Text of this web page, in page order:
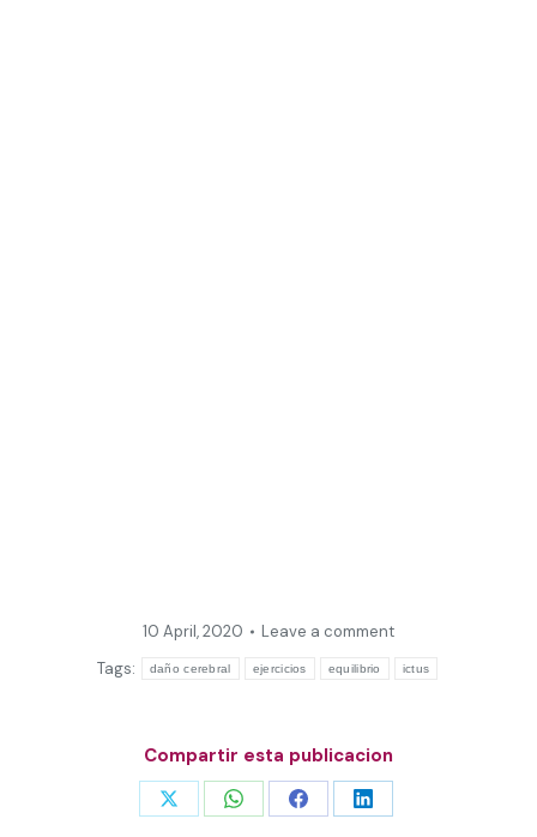
10 April, 2020
Leave a comment
Tags:
daño cerebral ejercicios equilibrio ictus
Compartir esta publicacion
Share Share Share Share